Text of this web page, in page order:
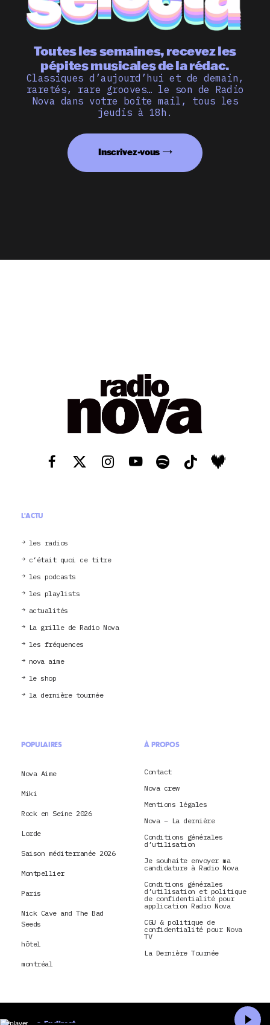
Toutes les semaines, recevez les
pépites musicales de la rédac.
Classiques d’aujourd’hui et de demain,
raretés, rare grooves… le son de Radio
Nova dans votre boîte mail, tous les
jeudis à 18h.
Inscrivez-vous
L'ACTU
les radios
c’était quoi ce titre
les podcasts
les playlists
actualités
La grille de Radio Nova
les fréquences
nova aime
le shop
la dernière tournée
POPULAIRES
Nova Aime
Miki
Rock en Seine 2026
Lorde
Saison méditerranée 2026
Montpellier
Paris
Nick Cave and The Bad
Seeds
hôtel
montréal
À PROPOS
Contact
Nova crew
Mentions légales
Nova – La dernière
Conditions générales
d’utilisation
Je souhaite envoyer ma
candidature à Radio Nova
Conditions générales
d’utilisation et politique
de confidentialité pour
application Radio Nova
CGU & politique de
confidentialité pour Nova
TV
La Dernière Tournée
En direct